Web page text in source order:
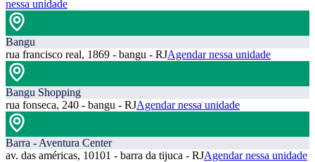
nessa unidade
Bangu
rua francisco real, 1869 - bangu - RJAgendar nessa unidade
Bangu Shopping
rua fonseca, 240 - bangu - RJAgendar nessa unidade
Barra - Aventura Center
av. das américas, 10101 - barra da tijuca - RJAgendar nessa unidade